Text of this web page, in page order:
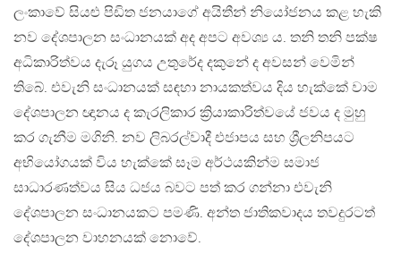
ලංකාවේ සියළු පිඩිත ජනයාගේ අයිතීන් නියෝජනය කළ හැකි
නව දේශපාලන සංධානයක් අද අපට අවශ්‍ය ය. තනි තනි පක්ෂ
අධිකාරිත්වය දැරූ යුගය උතුරේද දකුනේ ද අවසන් වෙමින්
තිබේ. එවැනි සංධානයක් සඳහා නායකත්වය දිය හැක්කේ වාම
දේශපාලන ඥානය ද කැරලිකාර ක්‍රියාකාරිත්වයේ ජවය ද මුහු
කර ගැනීම මගිනි. නව ලිබරල්වාදී එජාපය සහ ශ්‍රීලනිපයට
අභියෝගයක් විය හැක්කේ සෑම අර්ථයකින්ම සමාජ
සාධාරණත්වය සිය ධජය බවට පත් කර ගන්නා එවැනි
දේශපාලන සංධානයකට පමණි. අන්ත ජාතිකවාදය තවදුරටත්
දේශපාලන වාහනයක් නොවේ.